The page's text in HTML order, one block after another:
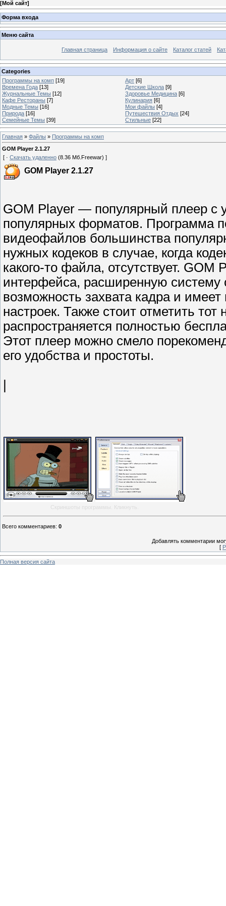
[Мой сайт]
Форма входа
Меню сайта
Главная страница Информация о сайте Каталог статей
Categories
Программы на комп [19] Арт [6]
Времена Года [13] Детские Школа [9]
Журнальные Темы [12] Здоровье Медицина [6]
Кафе Рестораны [7] Кулинария [6]
Модные Темы [16] Мои файлы [4]
Природа [16] Путешествия Отдых [24]
Семейные Темы [39] Стильные [22]
Главная » Файлы » Программы на комп
GOM Player 2.1.27
[ · Скачать удаленно (8.36 Мб.Freewar) ]
GOM Player 2.1.27
GOM Player — популярный плеер с
популярных форматов. Программа
видеофайлов большинства
нужных кодеков в случае, когда
какого-то файла, отсутствует.
интерфейса, расширенную систему
возможность захвата кадра и
настроек. Также стоит отметить
распространяется полностью
Этот плеер можно смело
его удобства и простоты.
Скриншоты программы. Кликнуть.
Всего комментариев: 0
Добавлять комментарии
[
Полная версия сайта